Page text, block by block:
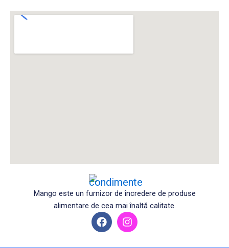
Mango este un furnizor de încredere de produse
alimentare de cea mai înaltă calitate.
F
a
I
n